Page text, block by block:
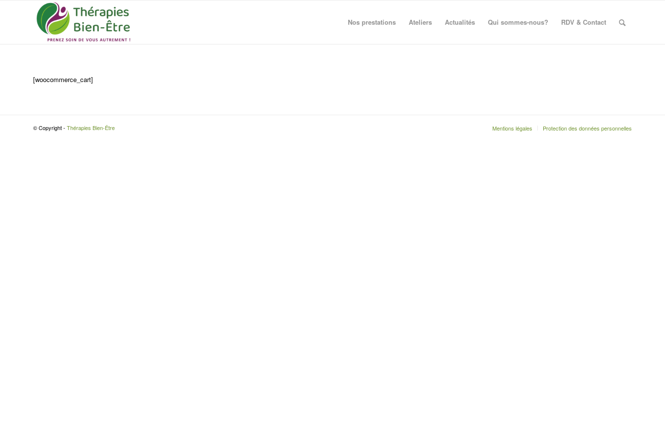
Nos prestations Ateliers Actualités Qui sommes-nous? RDV & Contact
[woocommerce_cart]
© Copyright - Thérapies Bien-Être Mentions légales Protection des données personnelles